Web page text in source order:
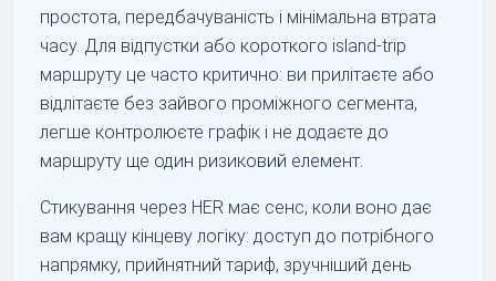
простота, передбачуваність і мінімальна втрата
часу. Для відпустки або короткого island-trip
маршруту це часто критично: ви прилітаєте або
відлітаєте без зайвого проміжного сегмента,
легше контролюєте графік і не додаєте до
маршруту ще один ризиковий елемент.
Стикування через HER має сенс, коли воно дає
вам кращу кінцеву логіку: доступ до потрібного
напрямку, прийнятний тариф, зручніший день